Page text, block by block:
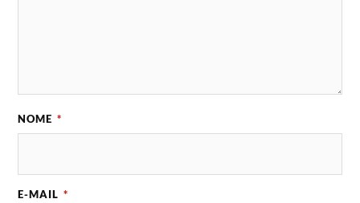
NOME *
E-MAIL *